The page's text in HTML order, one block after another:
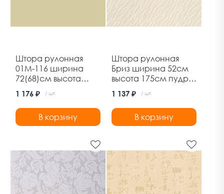
Штора рулонная
01М-116 ширина
72(68)см высота
Дельфа
1 176 ₽ / шт.
В корзину
Штора рулонная
Бриз ширина 52см
высота 175см пудра
1 137 ₽ / шт.
В корзину